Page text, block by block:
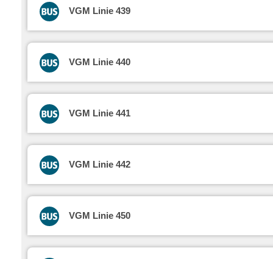
VGM Linie 439
VGM Linie 440
VGM Linie 441
VGM Linie 442
VGM Linie 450